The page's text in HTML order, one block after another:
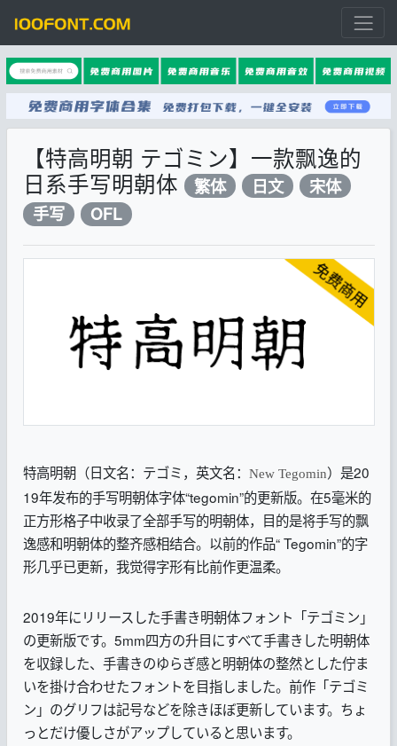
【特高明朝 テゴミン】一款飘逸的
日系手写明朝体
繁体 日文
宋体
手写
OFL
特高明朝（日文名：テゴミ，英文名： New Tegomin）是20
19年发布的手写明朝体字体“tegomin”的更新版。在5毫米的
正方形格子中收录了全部手写的明朝体，目的是将手写的飘
逸感和明朝体的整齐感相结合。以前的作品“ Tegomin”的字
形几乎已更新，我觉得字形有比前作更温柔。
2019年にリリースした手書き明朝体フォント「テゴミン」
の更新版です。5mm四方の升目にすべて手書きした明朝体
を収録した、手書きのゆらぎ感と明朝体の整然とした佇ま
いを掛け合わせたフォントを目指しました。前作「テゴミ
ン」のグリフは記号などを除きほぼ更新しています。ちょ
っとだけ優しさがアップしていると思います。